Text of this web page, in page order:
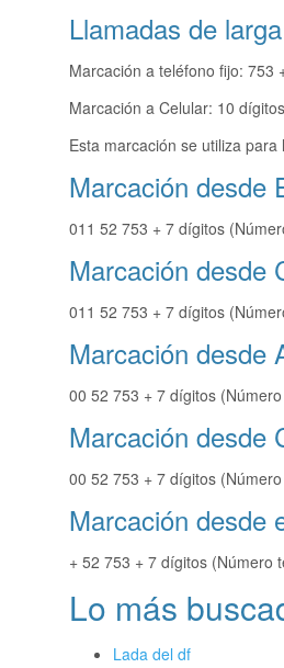
Llamadas de
Marcación a teléfono fijo: 753
Marcación a Celular: 10
Esta marcación se utiliza
Marcación desde
011 52 753 + 7 dígitos
Marcación desde
011 52 753 + 7 dígitos
Marcación desde
00 52 753 + 7 dígitos
Marcación desde
00 52 753 + 7 dígitos
Marcación desde
+ 52 753 + 7 dígitos (Número
Lo más
Lada del df